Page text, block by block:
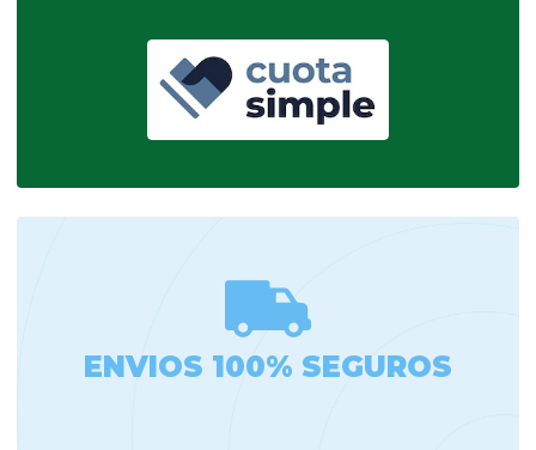
ENVIOS 100% SEGUROS